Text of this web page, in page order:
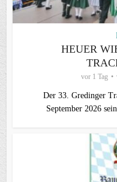
HEUER
vor 1 Tag
Der 33. Gredinger
September 2026